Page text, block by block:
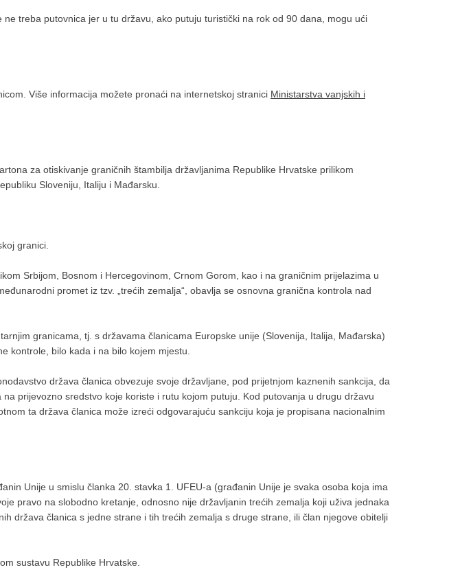
treba putovnica jer u tu državu, ako putuju turistički na rok od 90 dana, mogu ući
Više informacija možete pronaći na internetskoj stranici Ministarstva vanjskih i
za otiskivanje graničnih štambilja državljanima Republike Hrvatske prilikom
Sloveniju, Italiju i Mađarsku.
granici.
Srbijom, Bosnom i Hercegovinom, Crnom Gorom, kao i na graničnim prijelazima u
promet iz tzv. „trećih zemalja“, obavlja se osnovna granična kontrola nad
granicama, tj. s državama članicama Europske unije (Slovenija, Italija, Mađarska)
kontrole, bilo kada i na bilo kojem mjestu.
država članica obvezuje svoje državljane, pod prijetnjom kaznenih sankcija, da
prijevozno sredstvo koje koriste i rutu kojom putuju. Kod putovanja u drugu državu
ta država članica može izreći odgovarajuću sankciju koja je propisana nacionalnim
Unije u smislu članka 20. stavka 1. UFEU-a (građanin Unije je svaka osoba koja ima
pravo na slobodno kretanje, odnosno nije državljanin trećih zemalja koji uživa jednaka
država članica s jedne strane i tih trećih zemalja s druge strane, ili član njegove obitelji
sustavu Republike Hrvatske.